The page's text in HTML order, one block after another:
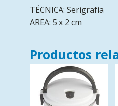
TÉCNICA: Serigrafía
AREA: 5 x 2 cm
Productos